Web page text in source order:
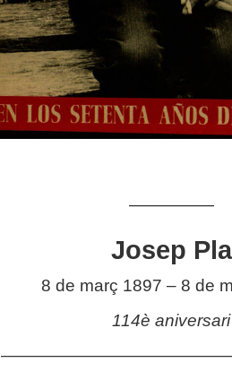
—————
Josep Pla
8 de març 1897 – 8 de
114è aniversari